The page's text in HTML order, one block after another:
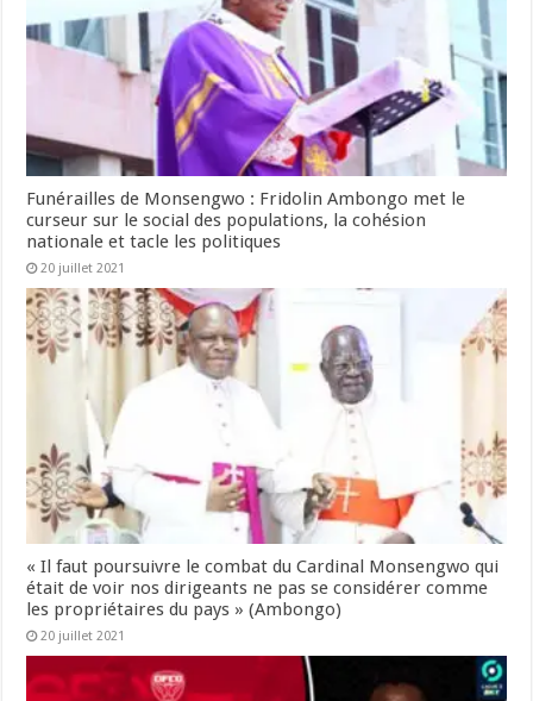
Funérailles de Monsengwo : Fridolin Ambongo met le
curseur sur le social des populations, la cohésion
nationale et tacle les politiques
20 juillet 2021
« Il faut poursuivre le combat du Cardinal Monsengwo qui
était de voir nos dirigeants ne pas se considérer comme
les propriétaires du pays » (Ambongo)
20 juillet 2021